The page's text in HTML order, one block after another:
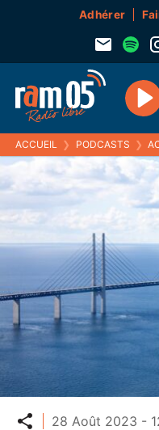
Adhérer
Play
ACCUEIL ❯ PODCASTS ❯
Partager
28 Août 2023 -